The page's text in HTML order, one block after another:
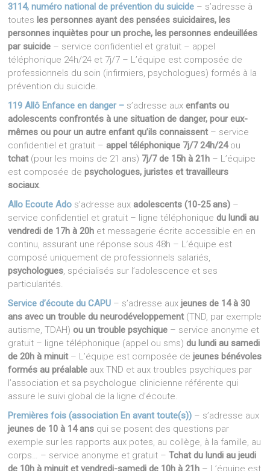
3114, numéro national de prévention du suicide – s’adresse à
toutes les personnes ayant des pensées suicidaires, les
personnes inquiètes pour un proche, les personnes endeuillées
par suicide – service confidentiel et gratuit – appel
téléphonique 24h/24 et 7j/7 – L’équipe est composée de
professionnels du soin (infirmiers, psychologues) formés à la
prévention du suicide.
119 Allô Enfance en danger – s’adresse auxenfants ou
adolescents confrontés à une situation de danger, pour eux-
mêmes ou pour un autre enfant qu’ils connaissent – service
confidentiel et gratuit –appel téléphonique 7j/7 24h/24ou
tchat (pour les moins de 21 ans) 7j/7 de 15h à 21h – L’équipe
est composée depsychologues, juristes et travailleurs
sociaux.
Allo Ecoute Ado s’adresse auxadolescents (10-25 ans) –
service confidentiel et gratuit – ligne téléphoniquedu lundi au
vendredi de 17h à 20h et messagerie écrite accessible en en
continu, assurant une réponse sous 48h – L’équipe est
composé uniquement de professionnels salariés,
psychologues, spécialisés sur l’adolescence et ses
particularités.
Service d’écoute du CAPU – s’adresse auxjeunes de 14 à 30
ans avec un trouble du neurodéveloppement (TND, par exemple
autisme, TDAH)ou un trouble psychique – service anonyme et
gratuit – ligne téléphonique (appel ou sms)du lundi au samedi
de 20h à minuit – L’équipe est composée dejeunes bénévoles
formés au préalable aux TND et aux troubles psychiques par
l’association et sa psychologue clinicienne référente qui
assure le suivi global de la ligne d’écoute.
Premières fois (association En avant toute(s)) – s’adresse aux
jeunes de 10 à 14 ans qui se posent des questions par
exemple sur les rapports aux potes, au collège, à la famille, au
corps… – service anonyme et gratuit –Tchat du lundi au jeudi
de 10h à minuit et vendredi-samedi de 10h à 21h – L’équipe est